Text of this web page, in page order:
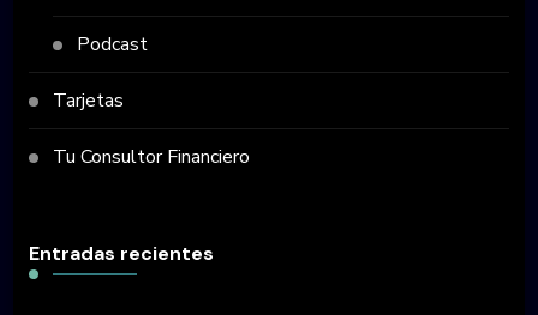
Podcast
Tarjetas
Tu Consultor Financiero
Entradas recientes